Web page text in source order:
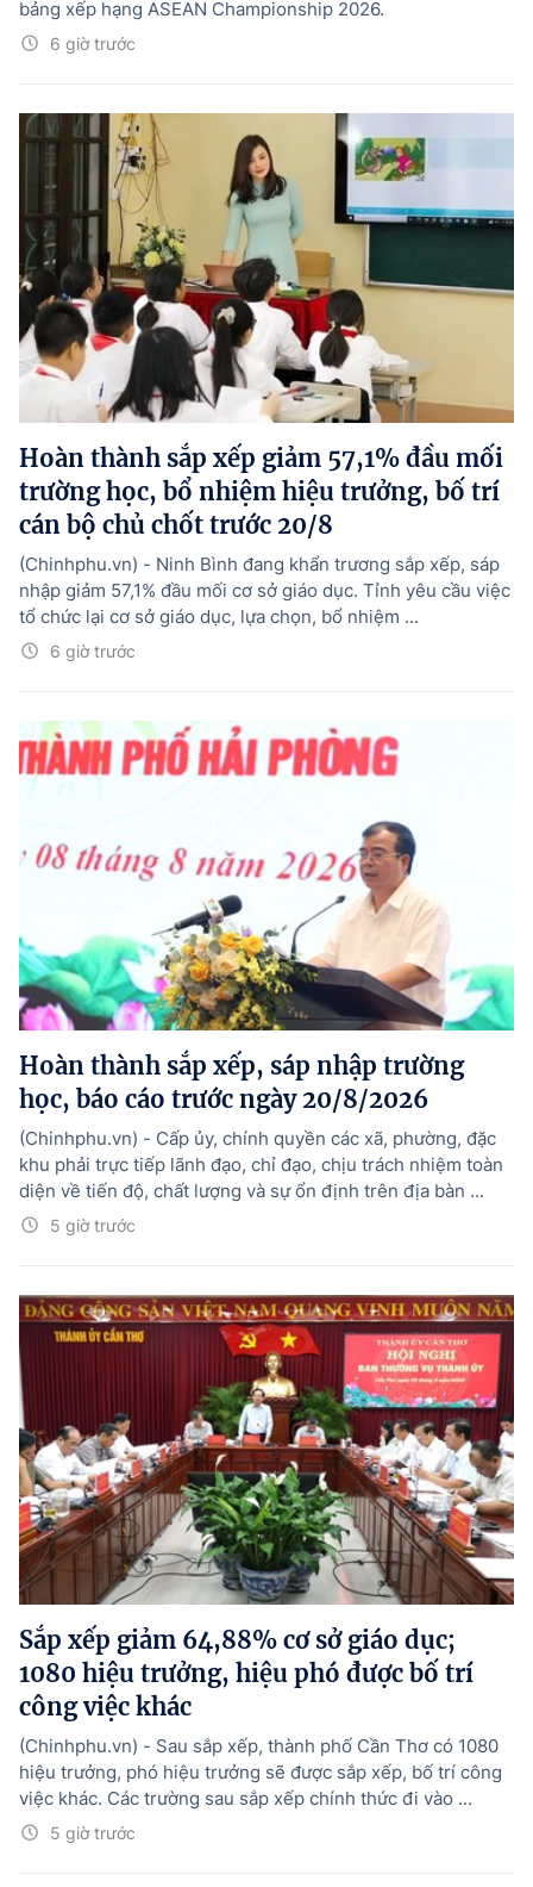
6 giờ trước
bảng xếp hạng ASEAN Championship 2026.
Hoàn thành sắp xếp giảm 57,1% đầu mối
trường học, bổ nhiệm hiệu trưởng, bố trí
cán bộ chủ chốt trước 20/8
6 giờ trước
(Chinhphu.vn) - Ninh Bình đang khẩn trương sắp xếp, sáp
nhập giảm 57,1% đầu mối cơ sở giáo dục. Tỉnh yêu cầu việc
tổ chức lại cơ sở giáo dục, lựa chọn, bổ nhiệm ...
Hoàn thành sắp xếp, sáp nhập trường
học, báo cáo trước ngày 20/8/2026
5 giờ trước
(Chinhphu.vn) - Cấp ủy, chính quyền các xã, phường, đặc
khu phải trực tiếp lãnh đạo, chỉ đạo, chịu trách nhiệm toàn
diện về tiến độ, chất lượng và sự ổn định trên địa bàn ...
Sắp xếp giảm 64,88% cơ sở giáo dục;
1080 hiệu trưởng, hiệu phó được bố trí
công việc khác
5 giờ trước
(Chinhphu.vn) - Sau sắp xếp, thành phố Cần Thơ có 1080
hiệu trưởng, phó hiệu trưởng sẽ được sắp xếp, bố trí công
việc khác. Các trường sau sắp xếp chính thức đi vào ...